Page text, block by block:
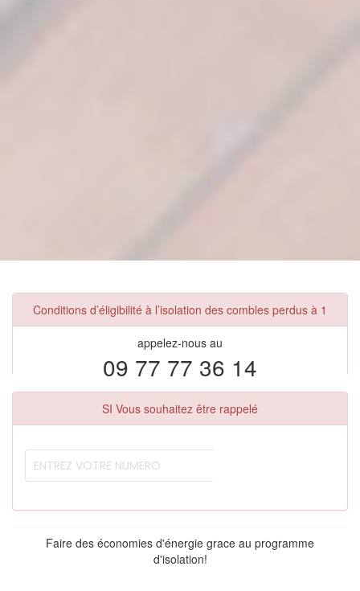
Conditions d’éligibilité à l’isolation des combles perdus à 1
appelez-nous au
09 77 77 36 14
SI Vous souhaitez être rappelé
Faire des économies d'énergie grace au programme
d'isolation!